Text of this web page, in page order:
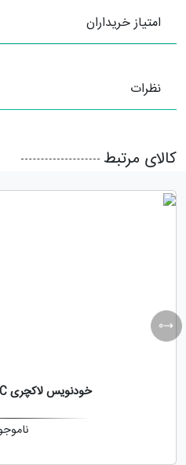
امتیاز خریداران
نظرات
کالای مرتبط
خودنویس لاکچری MONT BLANC